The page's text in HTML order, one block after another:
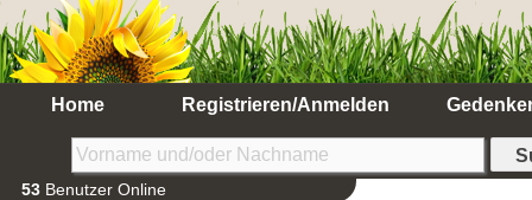
Home Registrieren/Anmelden
53 Benutzer Online